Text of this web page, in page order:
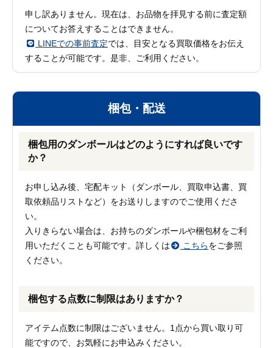
申し訳ありません。現在は、お品物を拝見する前に査定額
についてお答えすることはできません。
LINEでの事前査定では、目安となる買取価格をお伝え
することが可能です。是非、ご利用ください。
梱包・配送
梱包用のダンボールはどのようにすれば良いです
か？
お申し込み後、宅配キット（ダンボール、買取申込書、買
取依頼品リストなど）をお送りしますのでご使用くださ
い。
入りきらない場合は、お持ちのダンボールや梱包材をご利
用いただくことも可能です。詳しくは
こちら をご参照
ください。
梱包する点数に制限はありますか？
アイテム点数に制限はございません。1点から買い取り可
能ですので、お気軽にお申込みください。